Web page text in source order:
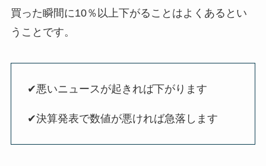
買った瞬間に10％以上下がることはよくあるとい
うことです。
✔︎悪いニュースが起きれば下がります
✔︎決算発表で数値が悪ければ急落します